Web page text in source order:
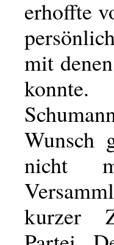
erhoffte
mit
konnte.
Wunsch
nicht
kurzer